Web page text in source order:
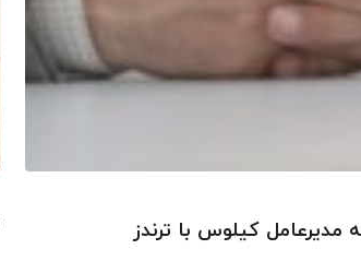
مدیرعامل کیلوس با ترندز